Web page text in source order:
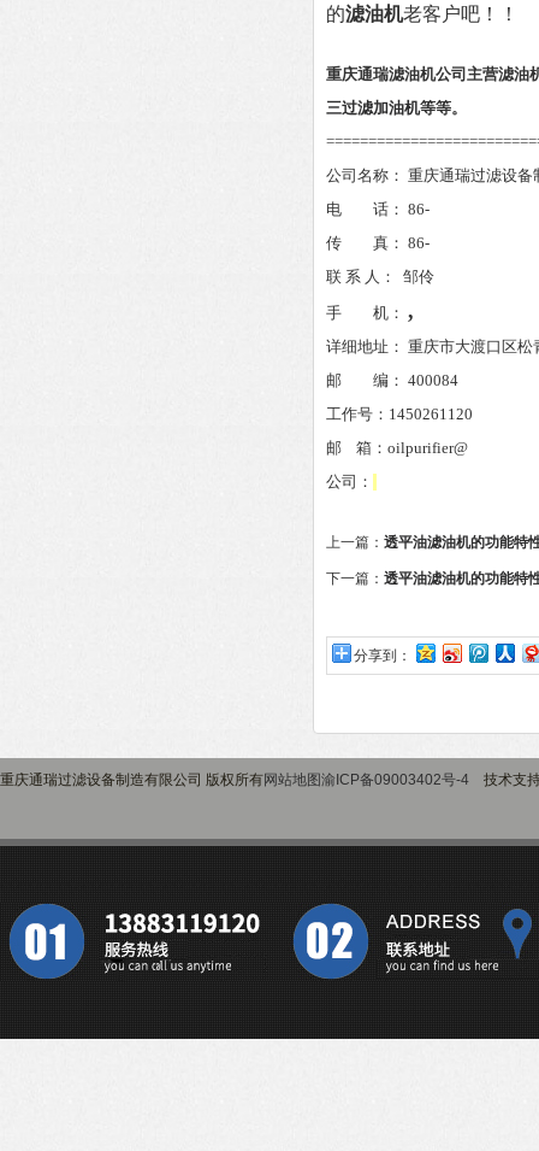
的滤油机老客户吧！！
重庆通瑞滤油机公司主营滤油
三过滤加油机等等。
公司名称： 重庆通瑞过滤设备
电 话： 86-
传 真： 86-
联 系 人：
邹伶
手 机： ,
详细地址： 重庆市大渡口区松
邮 编： 400084
工作号： 1450261120
邮
箱： oilpurifier@
公司：
上一篇： 透平油滤油机的功能特
下一篇： 透平油滤油机的功能特
分享到：
重庆通瑞过滤设备制造有限公司 版权所有网站地图渝ICP备09003402号-4 技术支